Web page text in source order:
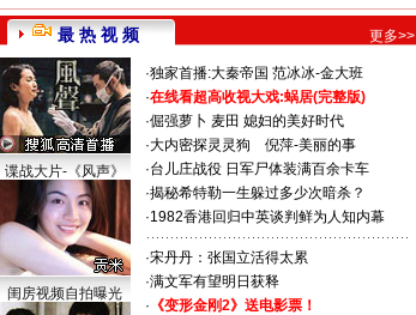
最 热 视 频 更多>>
谍战大片-《风声》
闺房视频自拍曝光
·独家首播:大秦帝国 范冰冰-金大班
·在线看超高收视大戏:蜗居(完整版)
·倔强萝卜 麦田 媳妇的美好时代
·大内密探灵灵狗
倪萍-美丽的事
·台儿庄战役 日军尸体装满百余卡车
·揭秘希特勒一生躲过多少次暗杀？
·1982香港回归中英谈判鲜为人知内幕
·宋丹丹：张国立活得太累
·满文军有望明日获释
· 《变形金刚2》送电影票！